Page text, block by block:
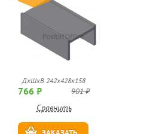
ДхШхВ 242х428х158
766 ₽ 901 ₽
Сравнить